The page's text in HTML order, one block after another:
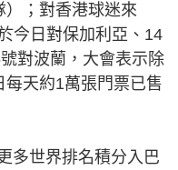
）；對香港球迷來
今日對保加利亞、14
對波蘭，大會表示除
每天約1萬張門票已售
世界排名積分入巴